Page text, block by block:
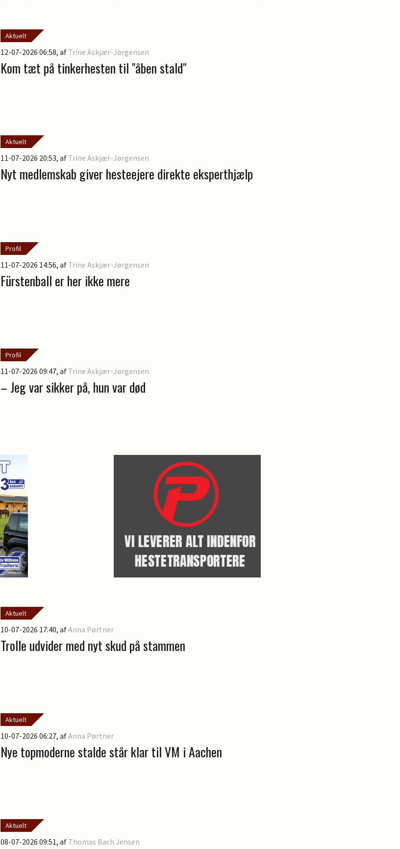
Aktuelt
12-07-2026 06:58, af Trine Askjær-Jørgensen
Kom tæt på tinkerhesten til "åben stald"
Aktuelt
11-07-2026 20:53, af Trine Askjær-Jørgensen
Nyt medlemskab giver hesteejere direkte eksperthjælp
Profil
11-07-2026 14:56, af Trine Askjær-Jørgensen
Fürstenball er her ikke mere
Profil
11-07-2026 09:47, af Trine Askjær-Jørgensen
– Jeg var sikker på, hun var død
Aktuelt
10-07-2026 17:40, afAnna Pørtner
Trolle udvider med nyt skud på stammen
Aktuelt
10-07-2026 06:27, afAnna Pørtner
Nye topmoderne stalde står klar til VM i Aachen
Aktuelt
08-07-2026 09:51, af Thomas Bach Jensen